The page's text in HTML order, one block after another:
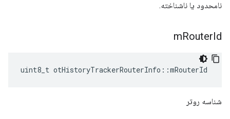
نامحدود یا ناشناخته.
mRouterId
uint8_t otHistoryTrackerRouterInfo ::mRouterId
شناسه روتر